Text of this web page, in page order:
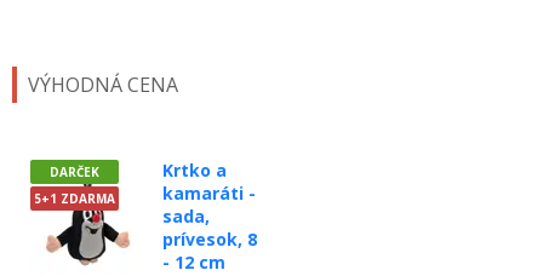
VÝHODNÁ CENA
DARČEK
5+1 ZDARMA
Krtko a
kamaráti -
sada,
prívesok, 8
- 12 cm